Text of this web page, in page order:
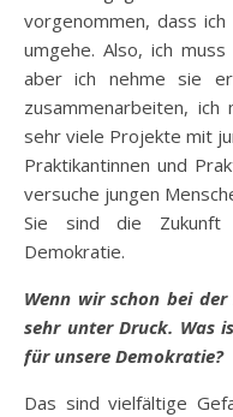
vorgenommen, dass
umgehe. Also, ich
aber ich nehme sie
zusammenarbeiten, ich
sehr viele Projekte mit
Praktikantinnen und
versuche jungen
Sie sind die Zukunft
Demokratie.
Wenn wir schon bei
sehr unter Druck. Was
für unsere Demokratie?
Das sind vielfältige